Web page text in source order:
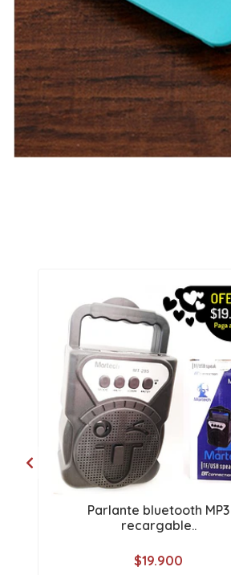
Parlante bluetooth MP3
recargable..
$19.900